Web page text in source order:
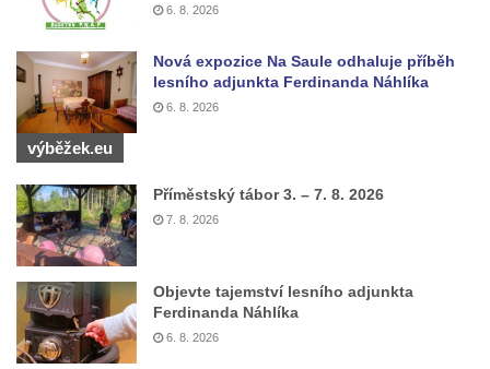
Vltavou
Pamětní kámen revitalizace Vltavy Vraňany
– Hořín u Lužce nad Vltavou
Strom svobody a památník 100 let republiky
a 30. výročí listopadu 1989 v Hrobčicích
Hrobčicích
Sochy „Klaun a dívenka“ v parku v centru
Hrobčic
Socha svatého Antonína poustevníka v
Mirošovicích
Socha vodníka u požární nádrže v
6. 8. 2026
Nová expozice Na Saule odhaluje příběh
lesního adjunkta Ferdinanda Náhlíka
6. 8. 2026
výběžek.eu
Příměstský tábor 3. – 7. 8. 2026
7. 8. 2026
Objevte tajemství lesního adjunkta
Ferdinanda Náhlíka
6. 8. 2026